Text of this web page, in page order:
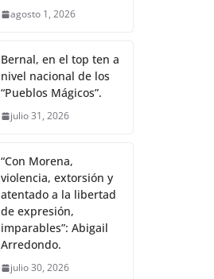
agosto 1, 2026
Bernal, en el top ten a
nivel nacional de los
“Pueblos Mágicos”.
julio 31, 2026
“Con Morena,
violencia, extorsión y
atentado a la libertad
de expresión,
imparables”: Abigail
Arredondo.
julio 30, 2026